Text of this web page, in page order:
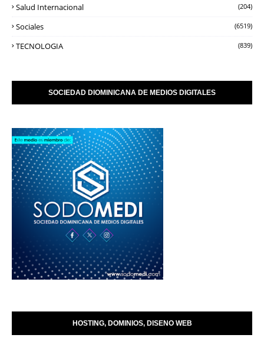
Salud Internacional (204)
Sociales (6519)
TECNOLOGIA (839)
SOCIEDAD DIOMINICANA DE MEDIOS DIGITALES
HOSTING, DOMINIOS, DISENO WEB